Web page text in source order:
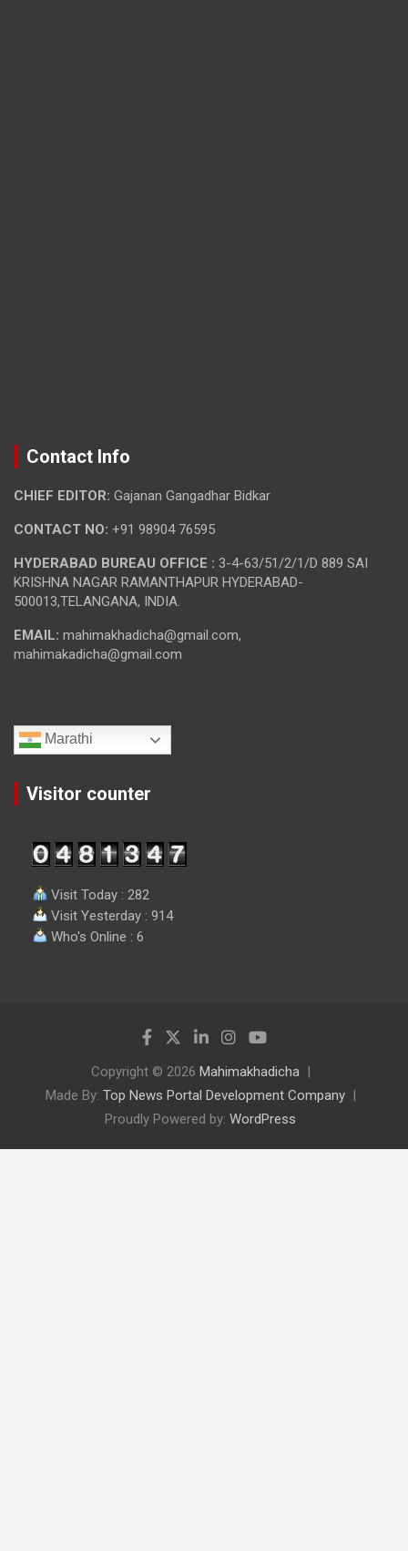
Contact Info
CHIEF EDITOR: Gajanan Gangadhar Bidkar
CONTACT NO: +91 98904 76595
HYDERABAD BUREAU OFFICE : 3-4-63/51/2/1/D 889 SAI
KRISHNA NAGAR RAMANTHAPUR HYDERABAD-
500013,TELANGANA, INDIA.
EMAIL: mahimakhadicha@gmail.com,
mahimakadicha@gmail.com
Marathi
Visitor counter
Visit Today : 282
Visit Yesterday : 914
Who's Online : 6
Copyright © 2026 Mahimakhadicha
Made By: Top News Portal Development Company
Proudly Powered by: WordPress